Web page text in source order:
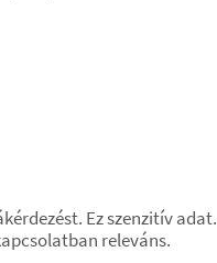
Ez szenzitív
releváns.